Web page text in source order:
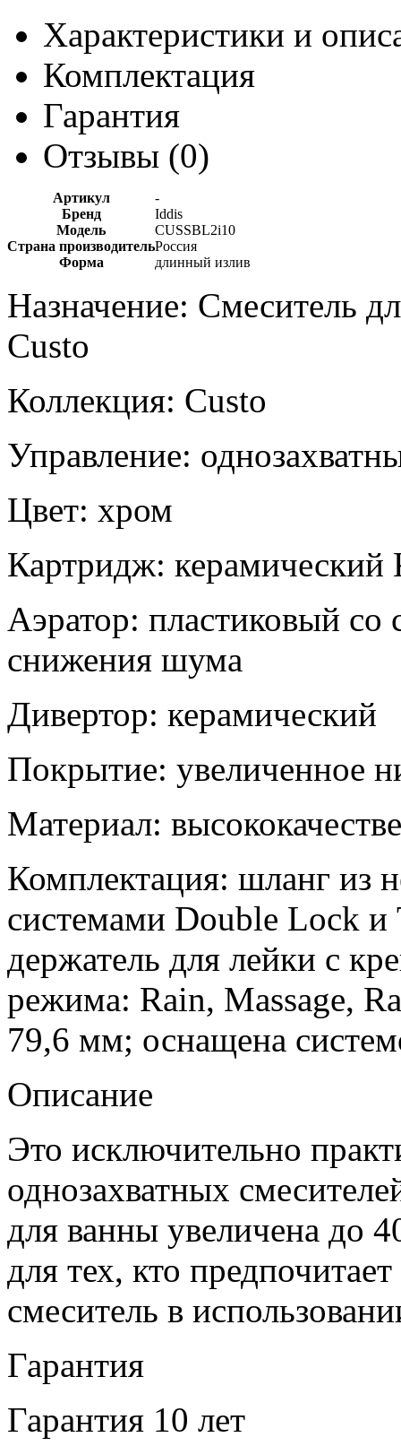
Характеристики и
Комплектация
Гарантия
Отзывы (0)
Артикул
-
Бренд
Iddis
Модель
CUSSBL2i10
Страна производительРоссия
Форма
длинный излив
Назначение: Смеситель
Custo
Коллекция: Custo
Управление:
Цвет: хром
Картридж:
Аэратор: пластиковый со
снижения шума
Дивертор: керамический
Покрытие: увеличенное
Материал:
Комплектация: шланг из
системами Double Lock и
держатель для лейки с
режима: Rain, Massage,
79,6 мм; оснащена
Описание
Это исключительно
однозахватных
для ванны увеличена до
для тех, кто
смеситель в
Гарантия
Гарантия 10 лет